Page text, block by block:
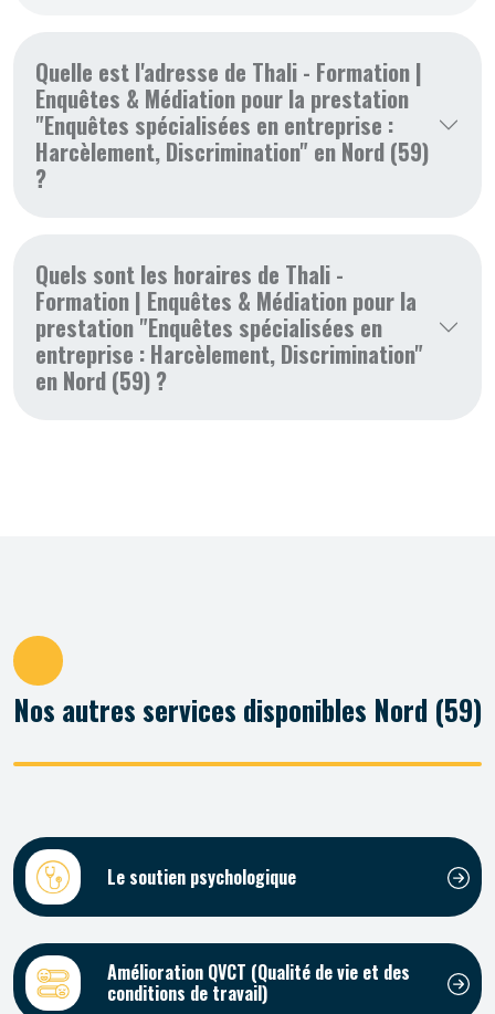
Quelle est l'adresse de Thali - Formation |
Enquêtes & Médiation pour la prestation
"Enquêtes spécialisées en entreprise :
Harcèlement, Discrimination" en Nord (59)
?
Quels sont les horaires de Thali -
Formation | Enquêtes & Médiation pour la
prestation "Enquêtes spécialisées en
entreprise : Harcèlement, Discrimination"
en Nord (59) ?
Nos autres services disponibles Nord (59)
Le soutien psychologique
Amélioration QVCT (Qualité de vie et des
conditions de travail)